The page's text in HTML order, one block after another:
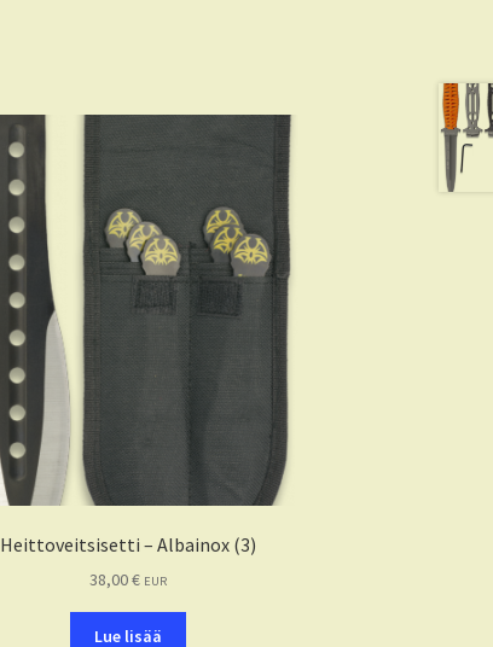
Heittoveitsisetti – Albainox (3)
38,00€ EUR
Lue lisää